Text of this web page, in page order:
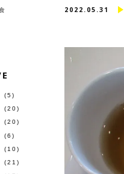
2022.05.31
(5)
(20)
(20)
(6)
(10)
(21)